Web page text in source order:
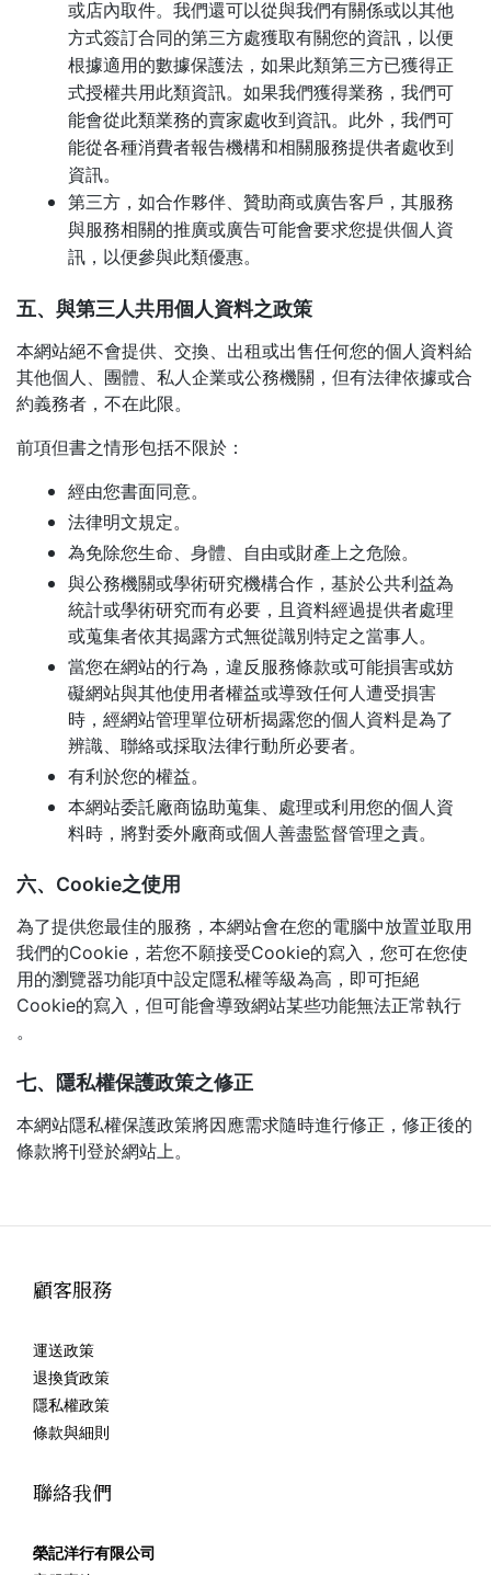
或店內取件。我們還可以從與我們有關係或以其他
方式簽訂合同的第三方處獲取有關您的資訊，以便
根據適用的數據保護法，如果此類第三方已獲得正
式授權共用此類資訊。如果我們獲得業務，我們可
能會從此類業務的賣家處收到資訊。此外，我們可
能從各種消費者報告機構和相關服務提供者處收到
資訊。
第三方，如合作夥伴、贊助商或廣告客戶，其服務
與服務相關的推廣或廣告可能會要求您提供個人資
訊，以便參與此類優惠。
五、與第三人共用個人資料之政策
本網站絕不會提供、交換、出租或出售任何您的個人資料給
其他個人、團體、私人企業或公務機關，但有法律依據或合
約義務者，不在此限。
前項但書之情形包括不限於：
經由您書面同意。
法律明文規定。
為免除您生命、身體、自由或財產上之危險。
與公務機關或學術研究機構合作，基於公共利益為
統計或學術研究而有必要，且資料經過提供者處理
或蒐集者依其揭露方式無從識別特定之當事人。
當您在網站的行為，違反服務條款或可能損害或妨
礙網站與其他使用者權益或導致任何人遭受損害
時，經網站管理單位研析揭露您的個人資料是為了
辨識、聯絡或採取法律行動所必要者。
有利於您的權益。
本網站委託廠商協助蒐集、處理或利用您的個人資
料時，將對委外廠商或個人善盡監督管理之責。
六、Cookie之使用
為了提供您最佳的服務，本網站會在您的電腦中放置並取用
我們的Cookie，若您不願接受Cookie的寫入，您可在您使
用的瀏覽器功能項中設定隱私權等級為高，即可拒絕
Cookie的寫入，但可能會導致網站某些功能無法正常執行
。
七、隱私權保護政策之修正
本網站隱私權保護政策將因應需求隨時進行修正，修正後的
條款將刊登於網站上。
顧客服務
運送政策
退換貨政策
隱私權政策
條款與細則
聯絡我們
榮記洋行有限公司